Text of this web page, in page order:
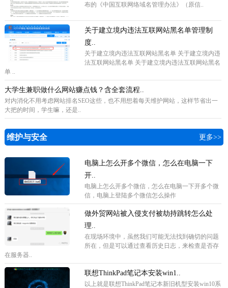
布的《中国互联网络域名管理办法》（原信..
关于建立境内违法互联网站黑名单管理制
度..
关于建立境内违法互联网站黑名单 关于建立境内违
法互联网站黑名单 关于建立境内违法互联网站黑名
单 ..
大学生兼职做什么网站赚点钱？含全套流程..
对内消化不用考虑网站排名SEO这些，也不用想着每天维护网站，这样节省出一
大把的时间，学生嘛，还是..
维护与安全 更多>>
电脑上怎么开多个微信，怎么在电脑一下
开..
电脑上怎么开多个微信，怎么在电脑一下开多个微
信，电脑上登陆多个微信怎么操作
做外贸网站被入侵支付被劫持跳转怎么处
理..
在现场环境中，虽然我们可能无法找到确切的问题
所在，但是可以通过查看历史日志，来检查是否存
在服务器..
联想ThinkPad笔记本安装win1..
以上就是联想ThinkPad笔记本新旧机型安装win10系